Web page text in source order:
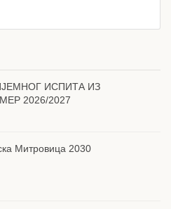
ИСПИТА ИЗ
2026/2027
Митровица 2030